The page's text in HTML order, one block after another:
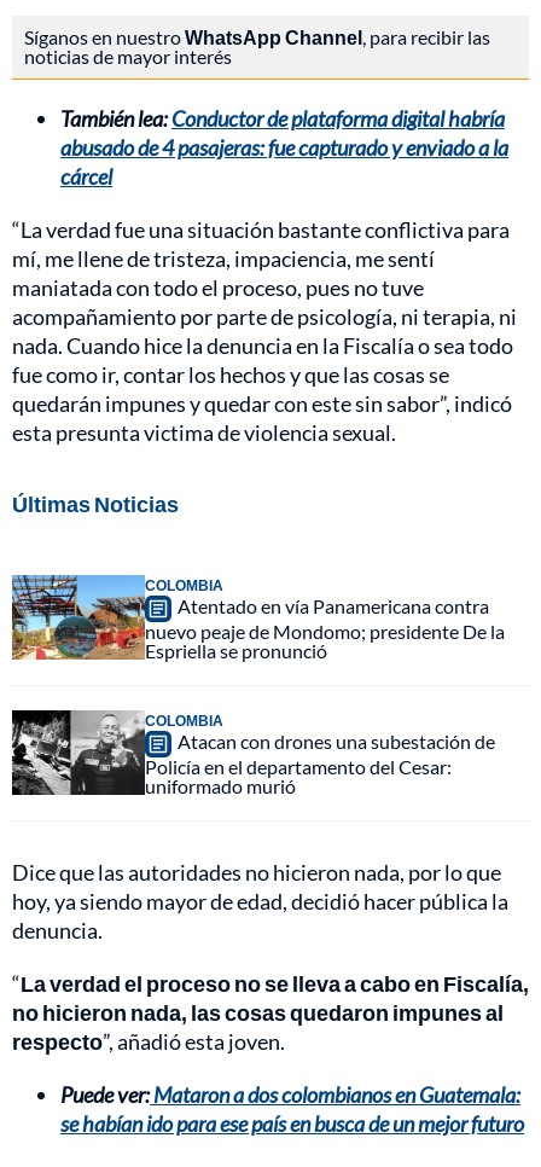
Síganos en nuestroWhatsApp Channel , para recibir las
noticias de mayor interés
También lea:Conductor de plataforma digital habría
abusado de 4 pasajeras: fue capturado y enviado a la
cárcel
“La verdad fue una situación bastante conflictiva para
mí, me llene de tristeza, impaciencia, me sentí
maniatada con todo el proceso, pues no tuve
acompañamiento por parte de psicología, ni terapia, ni
nada. Cuando hice la denuncia en la Fiscalía o sea todo
fue como ir, contar los hechos y que las cosas se
quedarán impunes y quedar con este sin sabor”, indicó
esta presunta victima de violencia sexual.
Últimas Noticias
COLOMBIA
Atentado en vía Panamericana contra
nuevo peaje de Mondomo; presidente De la
Espriella se pronunció
COLOMBIA
Atacan con drones una subestación de
Policía en el departamento del Cesar:
uniformado murió
Dice que las autoridades no hicieron nada, por lo que
hoy, ya siendo mayor de edad, decidió hacer pública la
denuncia.
“La verdad el proceso no se lleva a cabo en Fiscalía,
no hicieron nada, las cosas quedaron impunes al
respecto”, añadió esta joven.
Puede ver:Mataron a dos colombianos en Guatemala:
se habían ido para ese país en busca de un mejor futuro